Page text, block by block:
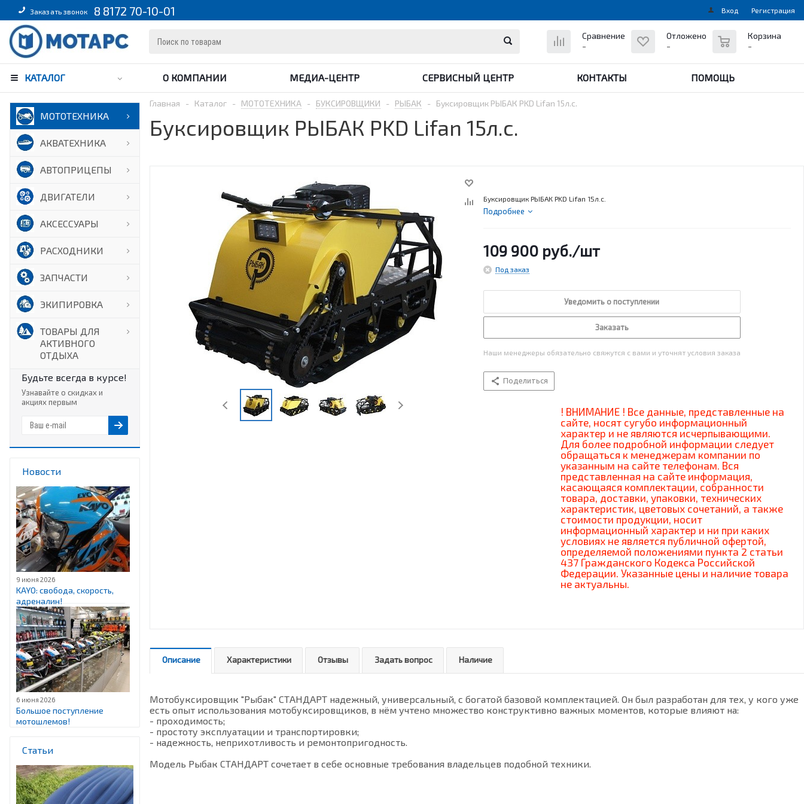
Заказать звонок 8 8172 70-10-01 Вход Регистрация
Сравнение
-
Отложено
-
Корзина
-
КАТАЛОГ О КОМПАНИИ МЕДИА-ЦЕНТР СЕРВИСНЫЙ ЦЕНТР КОНТАКТЫ ПОМОЩЬ
МОТОТЕХНИКА
АКВАТЕХНИКА
АВТОПРИЦЕПЫ
ДВИГАТЕЛИ
АКСЕССУАРЫ
РАСХОДНИКИ
ЗАПЧАСТИ
ЭКИПИРОВКА
ТОВАРЫ ДЛЯ
АКТИВНОГО
ОТДЫХА
Будьте всегда в курсе!
Узнавайте о скидках и
акциях первым
Новости
9 июня 2026
KAYO: свобода, скорость,
адреналин!
6 июня 2026
Большое поступление
мотошлемов!
Статьи
Главная - Каталог - МОТОТЕХНИКА - БУКСИРОВЩИКИ - РЫБАК - Буксировщик РЫБАК PKD Lifan 15л.с.
Буксировщик РЫБАК PKD Lifan 15л.с.
Буксировщик РЫБАК PKD Lifan 15л.с.
Подробнее
109 900 руб./шт
Под заказ
Уведомить о поступлении
Заказать
Наши менеджеры обязательно свяжутся с вами и уточнят условия заказа
Поделиться
! ВНИМАНИЕ ! Все данные, представленные на
сайте, носят сугубо информационный
характер и не являются исчерпывающими.
Для более подробной информации следует
обращаться к менеджерам компании по
указанным на сайте телефонам. Вся
представленная на сайте информация,
касающаяся комплектации, собранности
товара, доставки, упаковки, технических
характеристик, цветовых сочетаний, а также
стоимости продукции, носит
информационный характер и ни при каких
условиях не является публичной офертой,
определяемой положениями пункта 2 статьи
437 Гражданского Кодекса Российской
Федерации. Указанные цены и наличие товара
не актуальны.
Описание Характеристики Отзывы Задать вопрос Наличие
Мотобуксировщик "Рыбак" СТАНДАРТ надежный, универсальный, с богатой базовой комплектацией. Он был разработан для тех, у кого уже
есть опыт использования мотобуксировщиков, в нём учтено множество конструктивно важных моментов, которые влияют на:
- проходимость;
- простоту эксплуатации и транспортировки;
- надежность, неприхотливость и ремонтопригодность.
Модель Рыбак СТАНДАРТ сочетает в себе основные требования владельцев подобной техники.